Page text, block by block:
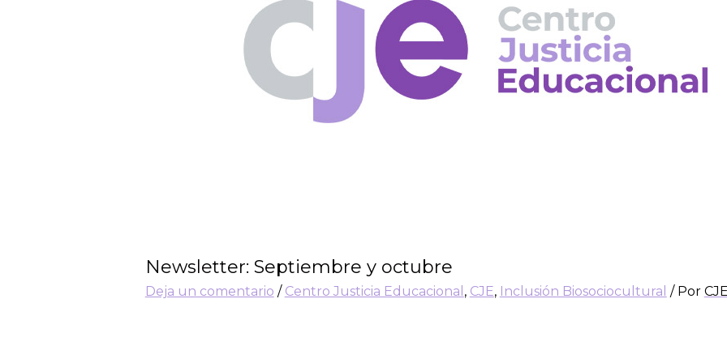
Newsletter: Septiembre y octubre
Deja un comentario / Centro Justicia Educacional , CJE, Inclusión Biosociocultural / Por